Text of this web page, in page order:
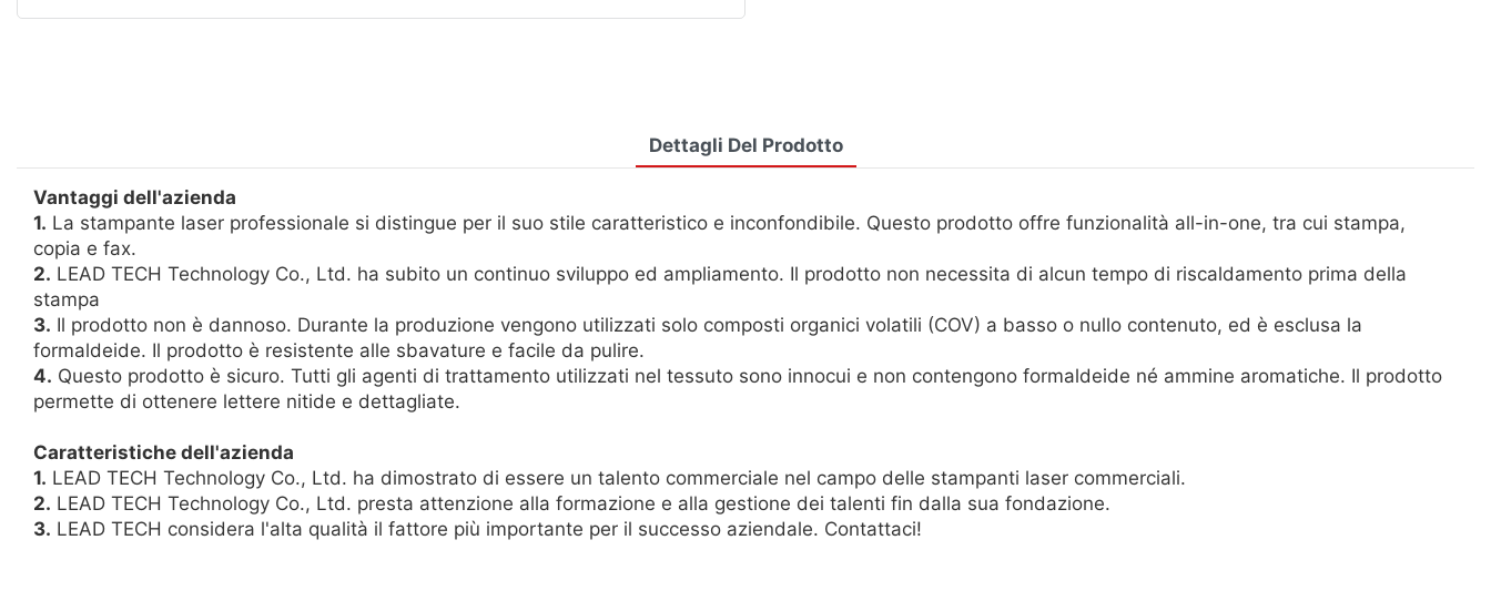
Dettagli Del Prodotto
Vantaggi dell'azienda
1. La stampante laser professionale si distingue per il suo stile caratteristico e inconfondibile. Questo prodotto offre funzionalità all-in-one, tra cui stampa,
copia e fax.
2. LEAD TECH Technology Co., Ltd. ha subito un continuo sviluppo ed ampliamento. Il prodotto non necessita di alcun tempo di riscaldamento prima della
stampa
3. Il prodotto non è dannoso. Durante la produzione vengono utilizzati solo composti organici volatili (COV) a basso o nullo contenuto, ed è esclusa la
formaldeide. Il prodotto è resistente alle sbavature e facile da pulire.
4. Questo prodotto è sicuro. Tutti gli agenti di trattamento utilizzati nel tessuto sono innocui e non contengono formaldeide né ammine aromatiche. Il prodotto
permette di ottenere lettere nitide e dettagliate.
Caratteristiche dell'azienda
1. LEAD TECH Technology Co., Ltd. ha dimostrato di essere un talento commerciale nel campo delle stampanti laser commerciali.
2. LEAD TECH Technology Co., Ltd. presta attenzione alla formazione e alla gestione dei talenti fin dalla sua fondazione.
3. LEAD TECH considera l'alta qualità il fattore più importante per il successo aziendale. Contattaci!